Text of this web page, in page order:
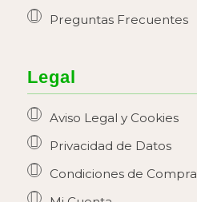
Preguntas Frecuentes
Legal
Aviso Legal y Cookies
Privacidad de Datos
Condiciones de Compra